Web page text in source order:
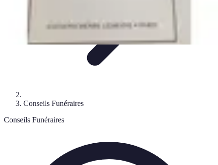
Conseils Funéraires
Conseils Funéraires